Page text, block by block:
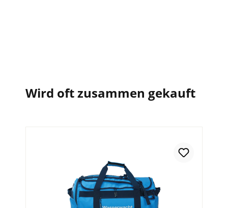
Wird oft zusammen gekauft